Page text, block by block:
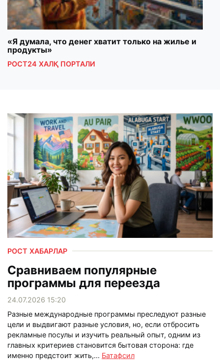
«Я думала, что денег хватит только на жилье и
продукты»
РОСТ24 ХАЛҚ ПОРТАЛИ
РОСТ ХАБАРЛАР
Сравниваем популярные
программы для переезда
24.07.2026 15:20
Разные международные программы преследуют разные
цели и выдвигают разные условия, но, если отбросить
рекламные посулы и изучить реальный опыт, одним из
главных критериев становится бытовая сторона: где
именно предстоит жить,... Батафсил